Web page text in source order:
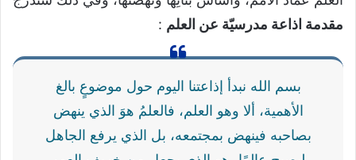
مقدمة اذاعة مدرسيّة عن العلم :
بسم الله نبدأ إذاعتنا اليوم حول موضوعٍ بالغ
الأهمية، ألا وهو العلم، فالعلمُ هوَ الذي ينهض
بصاحبه فينهض بمجتمعه، بل الذي يرفع الجاهل